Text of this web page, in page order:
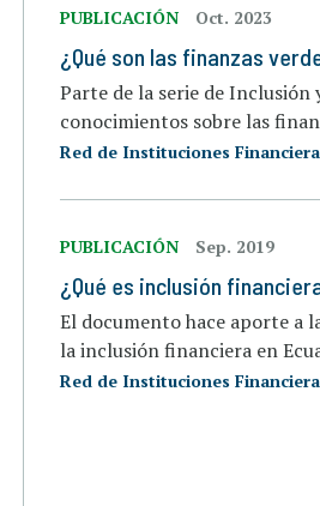
PUBLICACIÓN Oct. 2023
¿Qué son las finanzas
Parte de la serie de
conocimientos sobre las
Red de Instituciones
PUBLICACIÓN Sep. 2019
¿Qué es inclusión
El documento hace aporte a
la inclusión financiera en
Red de Instituciones